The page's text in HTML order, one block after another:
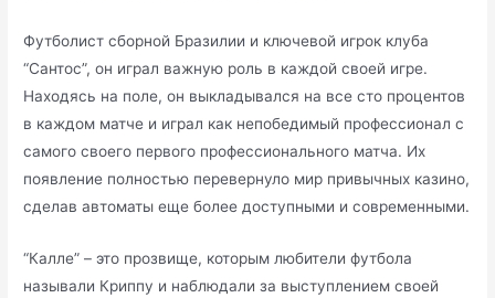
Футболист сборной Бразилии и ключевой игрок клуба
“Сантос”, он играл важную роль в каждой своей игре.
Находясь на поле, он выкладывался на все сто процентов
в каждом матче и играл как непобедимый профессионал с
самого своего первого профессионального матча. Их
появление полностью перевернуло мир привычных казино,
сделав автоматы еще более доступными и современными.
“Калле” – это прозвище, которым любители футбола
называли Криппу и наблюдали за выступлением своей